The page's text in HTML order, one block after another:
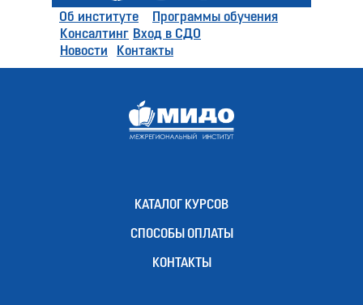
Об институте
Программы обучения
Консалтинг
Новости
Вход в СДО
Контакты
КАТАЛОГ КУРСОВ
СПОСОБЫ ОПЛАТЫ
КОНТАКТЫ